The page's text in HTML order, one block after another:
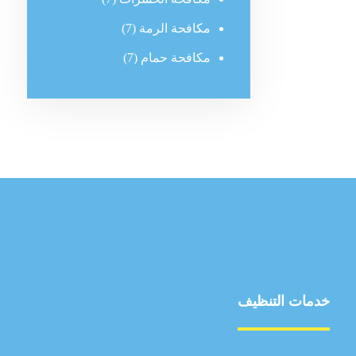
مكافحة الرمة (7)
مكافحة حمام (7)
خدمات التنظيف